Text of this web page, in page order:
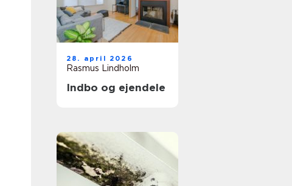
28. april 2026
Rasmus Lindholm
Indbo og ejendele